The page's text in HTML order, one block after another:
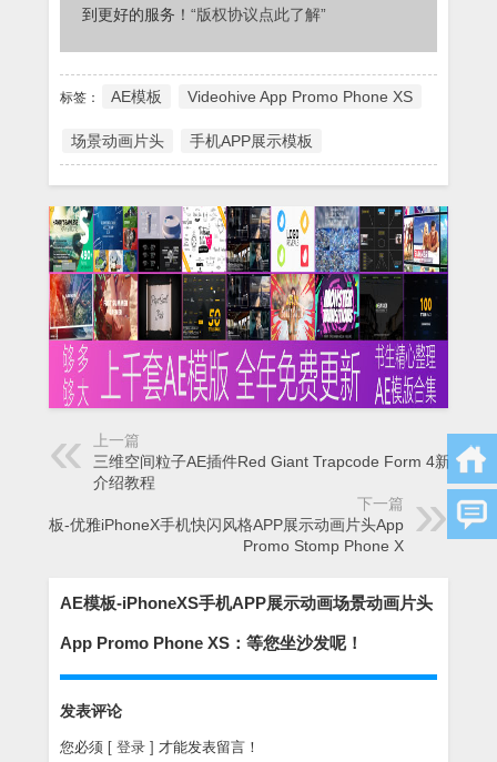
到更好的服务！ “版权协议点此了解”
标签： AE模板 Videohive App Promo Phone XS
场景动画片头 手机APP展示模板
上一篇
三维空间粒子AE插件Red Giant Trapcode Form 4新功能
介绍教程
下一篇
AE模板-优雅iPhoneX手机快闪风格APP展示动画片头App
Promo Stomp Phone X
AE模板-iPhoneXS手机APP展示动画场景动画片头
App Promo Phone XS：等您坐沙发呢！
发表评论
您必须 [ 登录 ] 才能发表留言！